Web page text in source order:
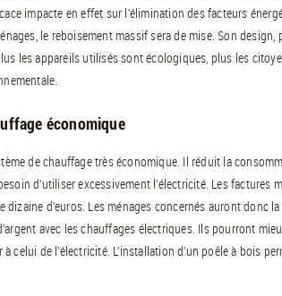
impacte en effet sur l’élimination des facteurs
le reboisement massif sera de mise. Son
les appareils utilisés sont écologiques, plus les
économique
de chauffage très économique. Il réduit la
d’utiliser excessivement l’électricité. Les factures
dizaine d’euros. Les ménages concernés auront donc
avec les chauffages électriques. Ils pourront
celui de l’électricité. L’installation d’un poêle à bois